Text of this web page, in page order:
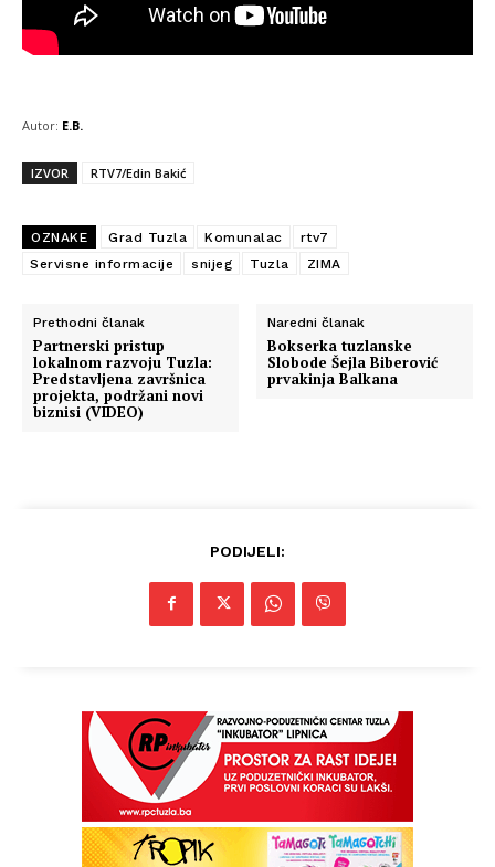
Autor: E.B.
IZVOR RTV7/Edin Bakić
OZNAKE Grad Tuzla Komunalac
rtv7
Servisne informacije
snijeg Tuzla ZIMA
Prethodni članak
Partnerski pristup
lokalnom razvoju Tuzla:
Predstavljena završnica
projekta, podržani novi
biznisi (VIDEO)
Naredni članak
Bokserka tuzlanske
Slobode Šejla Biberović
prvakinja Balkana
PODIJELI: